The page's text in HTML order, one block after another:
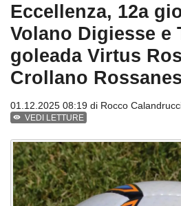
Eccellenza, 12a
Volano Digiesse e
goleada Virtus
Crollano
01.12.2025 08:19 di Rocco
VEDI LETTURE